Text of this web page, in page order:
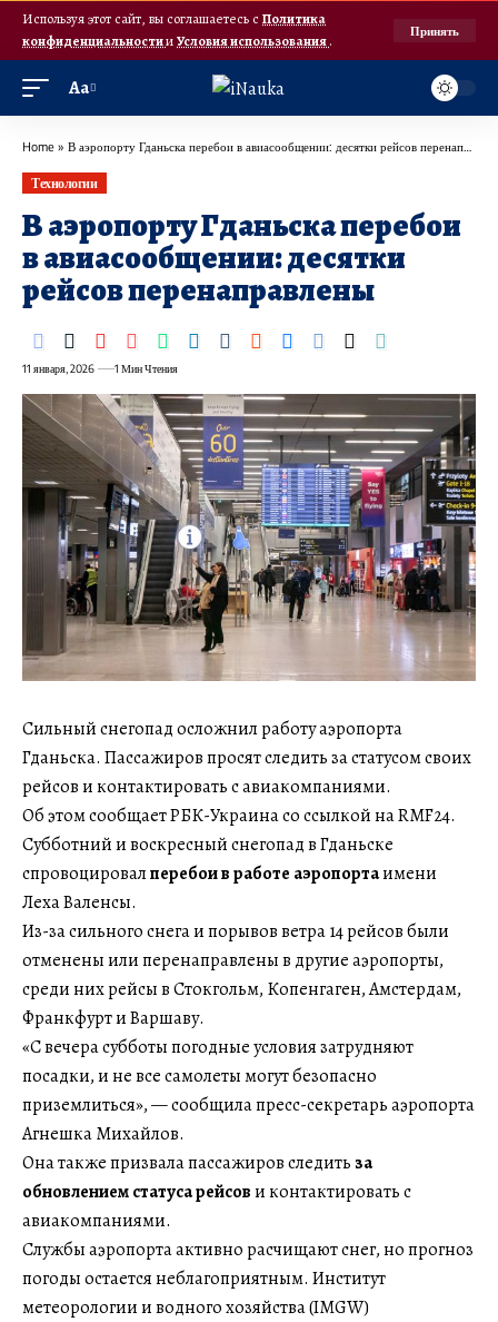
Используя этот сайт, вы соглашаетесь с Политика
конфиденциальностииУсловия использования.
Принять
Аа
Home » В аэропорту Гданьска перебои в авиасообщении: десятки рейсов перенаправлены
Технологии
В аэропорту Гданьска перебои
в авиасообщении: десятки
рейсов перенаправлены
11 января, 2026 1 Мин Чтения
Сильный снегопад осложнил работу аэропорта
Гданьска. Пассажиров просят следить за статусом своих
рейсов и контактировать с авиакомпаниями.
Об этом сообщает РБК-Украина со ссылкой на RMF24.
Субботний и воскресный снегопад в Гданьске
спровоцировалперебои в работе аэропортаимени
Леха Валенсы.
Из-за сильного снега и порывов ветра 14 рейсов были
отменены или перенаправлены в другие аэропорты,
среди них рейсы в Стокгольм, Копенгаген, Амстердам,
Франкфурт и Варшаву.
«С вечера субботы погодные условия затрудняют
посадки, и не все самолеты могут безопасно
приземлиться», — сообщила пресс-секретарь аэропорта
Агнешка Михайлов.
Она также призвала пассажиров следить за
обновлением статуса рейсови контактировать с
авиакомпаниями.
Службы аэропорта активно расчищают снег, но прогноз
погоды остается неблагоприятным. Институт
метеорологии и водного хозяйства (IMGW)